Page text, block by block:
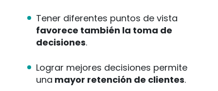
Tener diferentes puntos de vista
favorece también la toma de
decisiones.
Lograr mejores decisiones permite
una mayor retención de clientes.